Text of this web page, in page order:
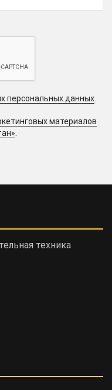
персональных данных
материалов
.
техника